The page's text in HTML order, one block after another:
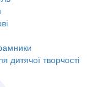
дитячої творчості